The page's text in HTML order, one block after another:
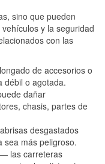
sino que pueden
y la seguridad
con las
de accesorios o
débil o agotada.
dañar
chasis, partes de
desgastados
sea más peligroso.
— las carreteras